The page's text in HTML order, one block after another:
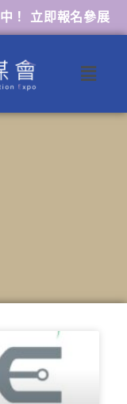
！ 立即報名參展